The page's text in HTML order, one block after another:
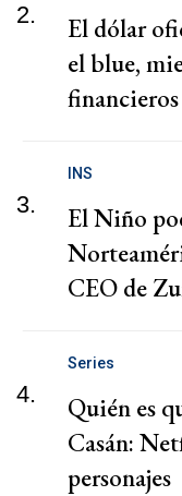
2.
El dólar
el blue,
financieros
3.
INS
El Niño
CEO de
4.
Series
Quién es
Casán:
personajes